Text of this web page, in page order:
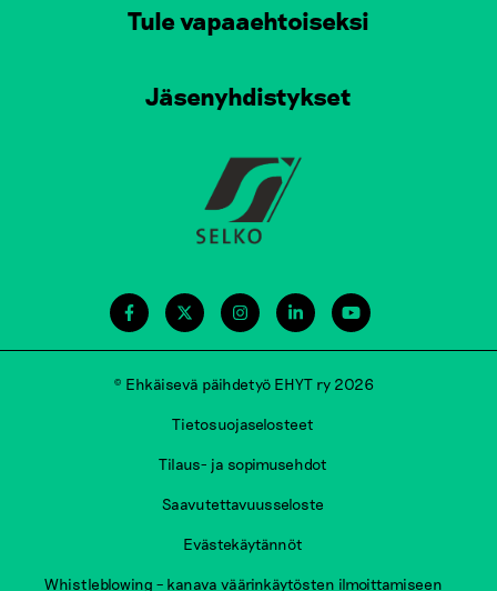
Tule vapaaehtoiseksi
Jäsenyhdistykset
© Ehkäisevä päihdetyö EHYT ry 2026
Tietosuojaselosteet
Tilaus- ja sopimusehdot
Saavutettavuusseloste
Evästekäytännöt
Whistleblowing – kanava väärinkäytösten ilmoittamiseen